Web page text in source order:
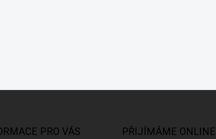
PRO VÁS
PŘIJÍMÁME ONLINE